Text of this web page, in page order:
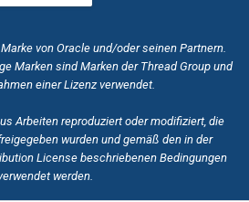
von Oracle und/oder seinen Partnern.
Marken sind Marken der Thread Group und
einer Lizenz verwendet.
Arbeiten reproduziert oder modifiziert, die
wurden und gemäß den in der
License beschriebenen Bedingungen
werden.